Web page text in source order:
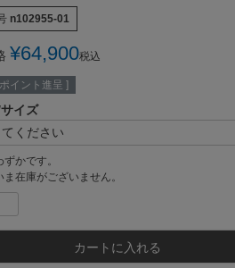
n102955-01
¥64,900税込
ポイント進呈 ]
サイズ
かです。
ま在庫がございません。
カートに入れる